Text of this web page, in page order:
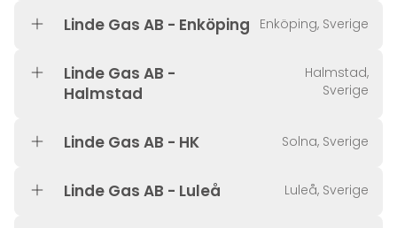
Linde Gas AB - Enköping Enköping, Sverige
Linde Gas AB -
Halmstad
Halmstad,
Sverige
Linde Gas AB - HK Solna, Sverige
Linde Gas AB - Luleå Luleå, Sverige